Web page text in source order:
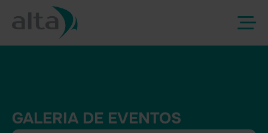
GALERIA DE EVENTOS